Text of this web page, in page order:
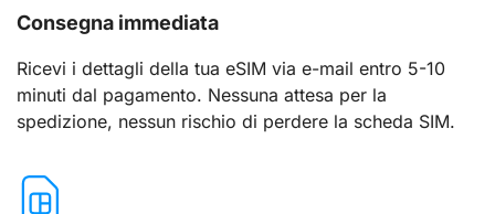
Consegna immediata
Ricevi i dettagli della tua eSIM via e-mail entro 5-10
minuti dal pagamento. Nessuna attesa per la
spedizione, nessun rischio di perdere la scheda SIM.